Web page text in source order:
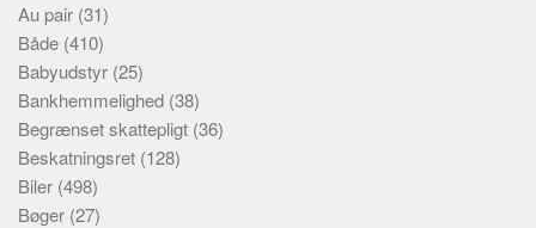
Au pair (31)
Både (410)
Babyudstyr (25)
Bankhemmelighed (38)
Begrænset skattepligt (36)
Beskatningsret (128)
Biler (498)
Bøger (27)